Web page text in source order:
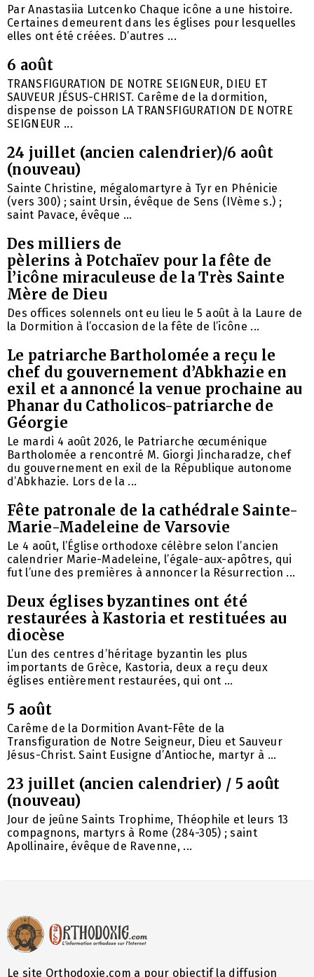
Par Anastasiia Lutcenko Chaque icône a une histoire.
Certaines demeurent dans les églises pour lesquelles
elles ont été créées. D’autres ...
6 août
TRANSFIGURATION DE NOTRE SEIGNEUR, DIEU ET
SAUVEUR JÉSUS-CHRIST. Carême de la dormition,
dispense de poisson LA TRANSFIGURATION DE NOTRE
SEIGNEUR ...
24 juillet (ancien calendrier)/6 août
(nouveau)
Sainte Christine, mégalomartyre à Tyr en Phénicie
(vers 300) ; saint Ursin, évêque de Sens (IVème s.) ;
saint Pavace, évêque ...
Des milliers de
pèlerins à Potchaïev pour la fête de
l’icône miraculeuse de la Très Sainte
Mère de Dieu
Des offices solennels ont eu lieu le 5 août à la Laure de
la Dormition à l’occasion de la fête de l’icône ...
Le patriarche Bartholomée a reçu le
chef du gouvernement d’Abkhazie en
exil et a annoncé la venue prochaine au
Phanar du Catholicos-patriarche de
Géorgie
Le mardi 4 août 2026, le Patriarche œcuménique
Bartholomée a rencontré M. Giorgi Jincharadze, chef
du gouvernement en exil de la République autonome
d’Abkhazie. Lors de la ...
Fête patronale de la cathédrale Sainte-
Marie-Madeleine de Varsovie
Le 4 août, l’Église orthodoxe célèbre selon l’ancien
calendrier Marie-Madeleine, l’égale-aux-apôtres, qui
fut l’une des premières à annoncer la Résurrection ...
Deux églises byzantines ont été
restaurées à Kastoria et restituées au
diocèse
L’un des centres d’héritage byzantin les plus
importants de Grèce, Kastoria, deux a reçu deux
églises entièrement restaurées, qui ont ...
5 août
Carême de la Dormition Avant-Fête de la
Transfiguration de Notre Seigneur, Dieu et Sauveur
Jésus-Christ. Saint Eusigne d’Antioche, martyr à ...
23 juillet (ancien calendrier) / 5 août
(nouveau)
Jour de jeûne Saints Trophime, Théophile et leurs 13
compagnons, martyrs à Rome (284-305) ; saint
Apollinaire, évêque de Ravenne, ...
Le site Orthodoxie.com a pour objectif la diffusion